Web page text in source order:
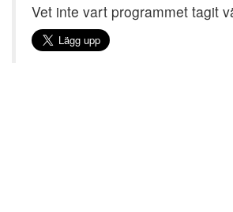
Vet inte vart programmet tagit